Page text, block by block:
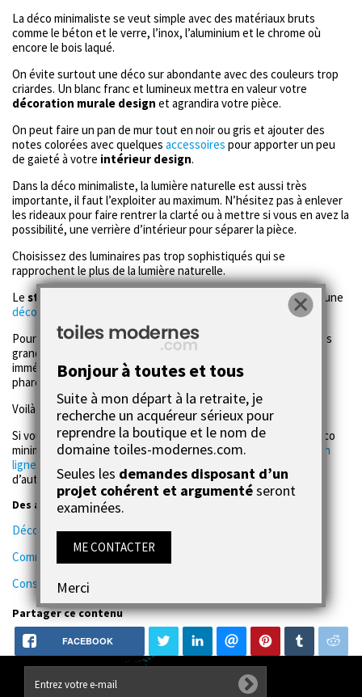
La déco minimaliste se veut simple avec des matériaux bruts
comme le béton et le verre, l’inox, l’aluminium et le chrome où
encore le bois laqué.
On évite surtout une déco sur abondante avec des couleurs trop
criardes. Un blanc franc et lumineux mettra en valeur votre
décoration murale design et agrandira votre pièce.
On peut faire un pan de mur tout en noir ou gris et ajouter des
notes colorées avec quelques accessoires pour apporter un peu
de gaieté à votre intérieur design.
Dans la déco minimaliste, la lumière naturelle est aussi très
importante, il faut l’exploiter au maximum. N’hésitez pas à enlever
les rideaux pour faire rentrer la clarté ou à mettre si vous en avez la
possibilité, une verrière d’intérieur pour séparer la pièce.
Choisissez des luminaires pas trop sophistiqués qui se
rapprochent le plus de la lumière naturelle.
Le style minimaliste
c’est aussi la sobriété et la pureté avec une
décoration murale
Pour sublimer votre décoration minimaliste, rien ne vaut un très
grand
sur l’un des murs. L’oeil sera
immédiatement attiré faisant de cet objet unique, un élément
phare de la pièce.
Voilà vous savez presque tout sur la déco minimaliste !
Si vous recherchez une véritable œuvre d’artpour votre déco
minimaliste , n’hésitez surtout pas à aller sur notre
boutique en
ligne . Ce sont toutes des
avec un certificat
d’authenticité à des prix hypers attractifs !
Des articles qui peuvent aussi vous intéresser :
Découvrez toutes les nouvelles tendances déco 2017.
Comment réussir une déco style industriel ?
Conseils et idées pour relooker une entrée ou un couloir.
Partager ce contenu
FACEBOOK
Bonjour à toutes et tous
Suite à mon départ à la retraite, je
recherche un acquéreur sérieux pour
reprendre la boutique et le nom de
domaine toiles-modernes.com.
Seules les demandes disposant d’un
projet cohérent et argumentéseront
examinées.
ME CONTACTER
Merci